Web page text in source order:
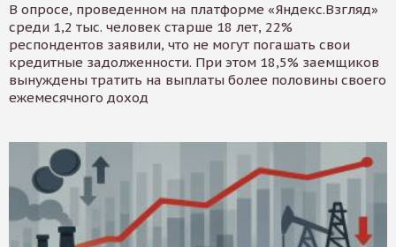
В опросе, проведенном на платформе «Яндекс.Взгляд»
среди 1,2 тыс. человек старше 18 лет, 22%
респондентов заявили, что не могут погашать свои
кредитные задолженности. При этом 18,5% заемщиков
вынуждены тратить на выплаты более половины своего
ежемесячного доход